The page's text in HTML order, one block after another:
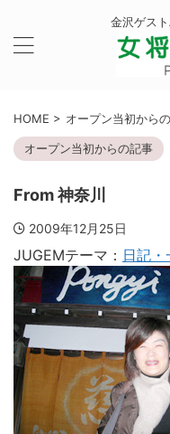
金沢ゲス
HOME > オープン当初から
オープン当初からの記事
From 神奈川
2009年12月25日
JUGEMテーマ： 日記・